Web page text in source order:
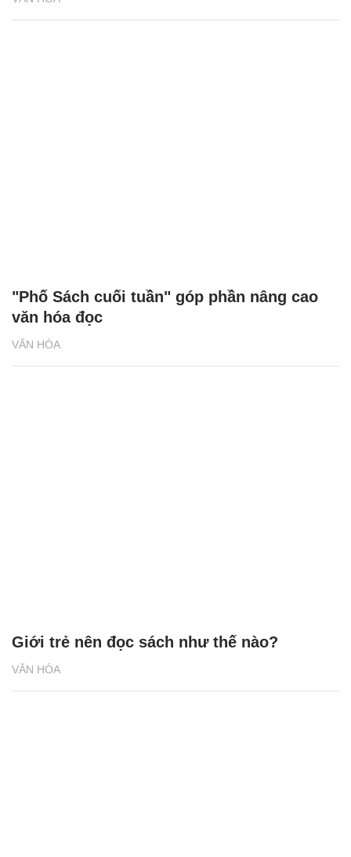
VĂN HÓA
"Phố Sách cuối tuần" góp phần nâng cao
văn hóa đọc
VĂN HÓA
Giới trẻ nên đọc sách như thế nào?